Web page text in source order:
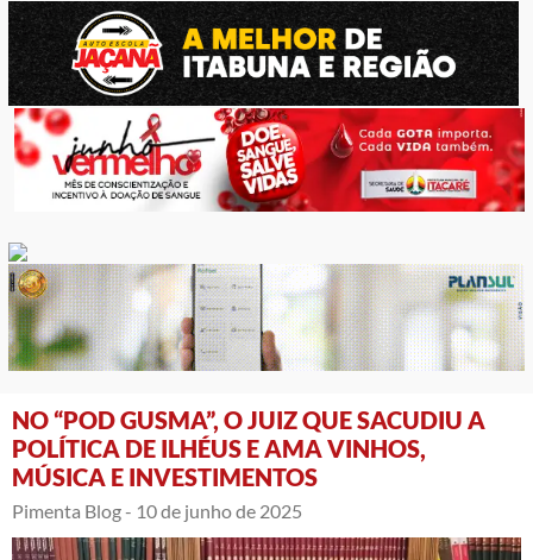
NO “POD GUSMA”, O JUIZ QUE SACUDIU A
POLÍTICA DE ILHÉUS E AMA VINHOS,
MÚSICA E INVESTIMENTOS
Pimenta Blog - 10 de junho de 2025